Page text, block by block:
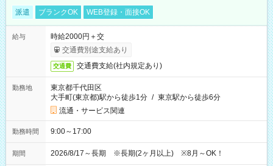
派遣 ブランクOK WEB登録・面接OK
給与
時給2000円＋交
交通費別途支給あり
交通費 交通費支給(社内規定あり)
勤務地
東京都千代田区
大手町(東京都)駅から徒歩1分 / 東京駅から徒歩6分
流通・サービス関連
勤務時間 9:00～17:00
期間 2026/8/17～長期 ※長期(2ヶ月以上) ※8月～OK！